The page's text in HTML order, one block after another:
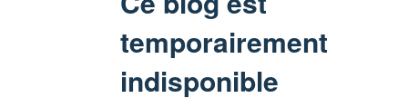
temporairement
indisponible